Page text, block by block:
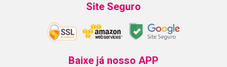
Site Seguro
Baixe já nosso APP